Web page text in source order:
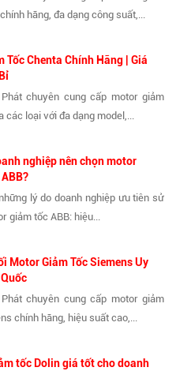
hãng, đa dạng công suất,...
Tốc Chenta Chính Hãng | Giá
chuyên cung cấp motor giảm
các loại với đa dạng model,...
nghiệp nên chọn motor
lý do doanh nghiệp ưu tiên sử
giảm tốc ABB: hiệu...
Motor Giảm Tốc Siemens Uy
chuyên cung cấp motor giảm
chính hãng, hiệu suất cao,...
tốc Dolin giá tốt cho doanh